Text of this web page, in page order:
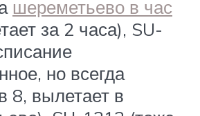
шереметьево в час
за 2 часа), SU-
но всегда
8, вылетает в